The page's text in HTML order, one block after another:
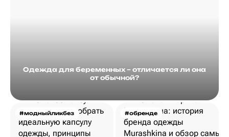
Одежда для беременных – отличается ли она
от обычной?
#модныйликбез #обренде